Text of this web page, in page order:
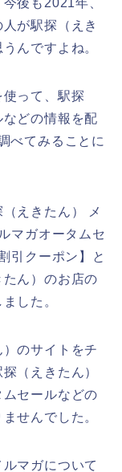
が駅探（えき
んですよね。
って、駅探
などの情報を配
べてみることに
えきたん） メ
マガオータムセ
引クーポン】と
ん）のお店の
した。
のサイトをチ
（えきたん）
セールなどの
せんでした。
マガについて